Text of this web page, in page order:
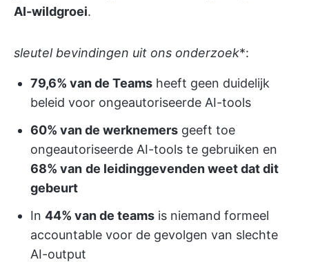
AI-wildgroei.
sleutel bevindingen uit ons onderzoek*:
79,6% van de Teams heeft geen duidelijk
beleid voor ongeautoriseerde AI-tools
60% van de werknemers geeft toe
ongeautoriseerde AI-tools te gebruiken en
68% van de leidinggevenden weet dat dit
gebeurt
In 44% van de teams is niemand formeel
accountable voor de gevolgen van slechte
AI-output